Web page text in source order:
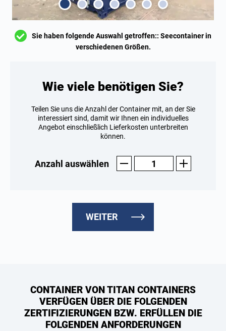
Sie haben folgende Auswahl getroffen:: Seecontainer in
verschiedenen Größen.
Wie viele benötigen Sie?
Teilen Sie uns die Anzahl der Container mit, an der Sie
interessiert sind, damit wir Ihnen ein individuelles
Angebot einschließlich Lieferkosten unterbreiten
können.
Anzahl auswählen
WEITER
CONTAINER VON TITAN CONTAINERS
VERFÜGEN ÜBER DIE FOLGENDEN
ZERTIFIZIERUNGEN BZW. ERFÜLLEN DIE
FOLGENDEN ANFORDERUNGEN